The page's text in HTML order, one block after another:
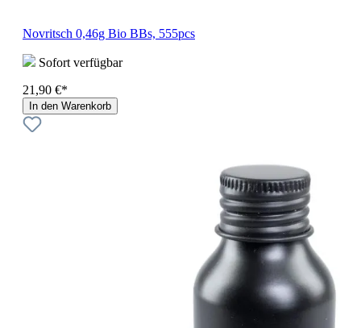
Novritsch 0,46g Bio BBs, 555pcs
Sofort verfügbar
21,90 €*
In den Warenkorb